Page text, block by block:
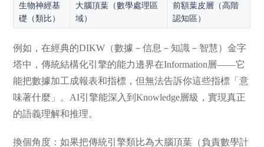
生物神經基
礎（類比）
大腦頂葉（數學處理區
域）
前額葉皮層（高階
認知區）
例如，在經典的DIKW（數據－信息－知識－智慧）金字
塔中，傳統結構化引擎的能力邊界在Information層——它
能把數據加工成報表和指標，但無法告訴你這些指標「意
味著什麼」。AI引擎能深入到Knowledge層級，實現真正
的語義理解和推理。
換個角度：如果把傳統引擎類比為大腦頂葉（負責數學計